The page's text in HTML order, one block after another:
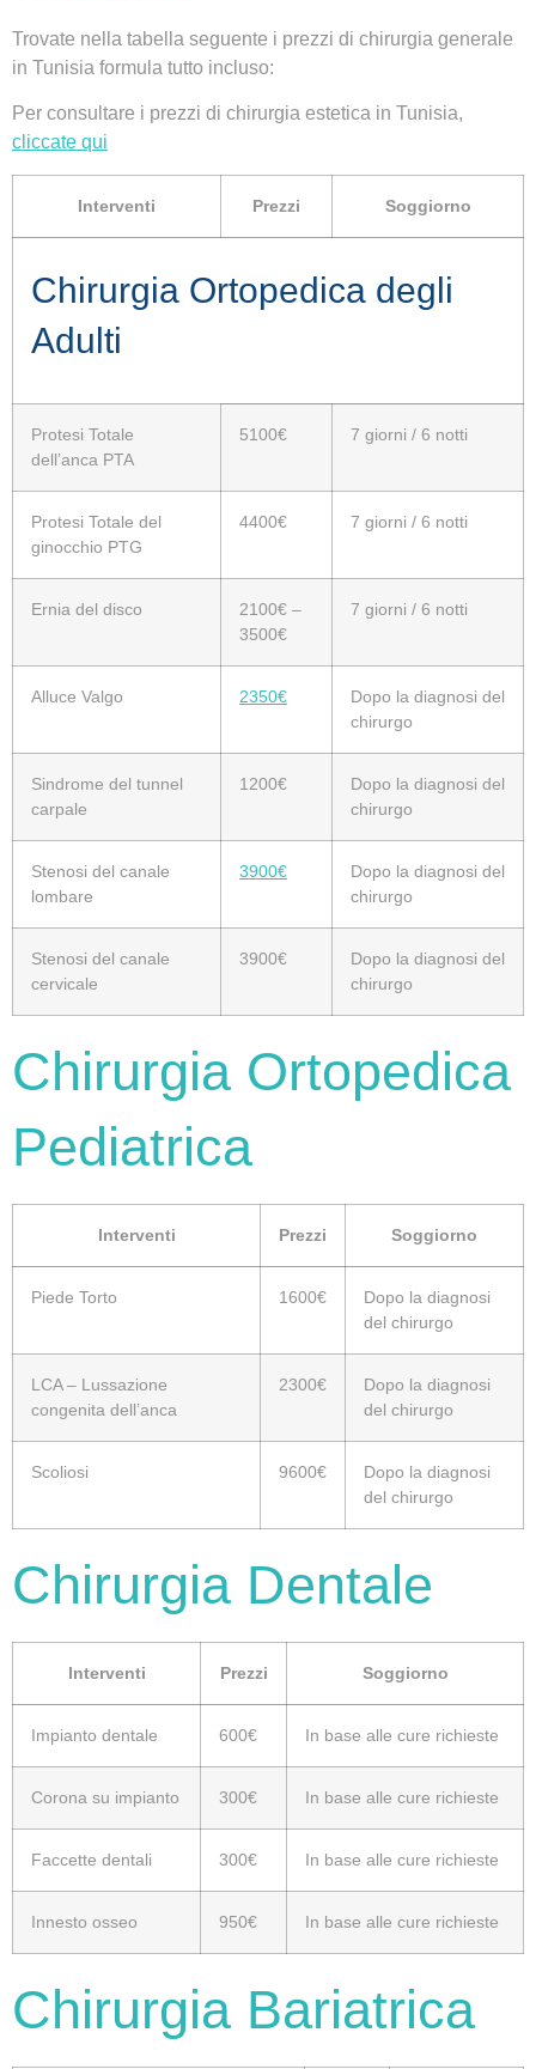
Trovate nella tabella seguente i prezzi di chirurgia generale
in Tunisia formula tutto incluso:
Per consultare i prezzi di chirurgia estetica in Tunisia,
cliccate qui
Interventi Prezzi Soggiorno
Chirurgia Ortopedica degli
Adulti
Protesi Totale
dell’anca PTA
5100€ 7 giorni / 6 notti
Protesi Totale del
ginocchio PTG
4400€ 7 giorni / 6 notti
Ernia del disco
2100€ –
3500€
7 giorni / 6 notti
Alluce Valgo 2350€
Dopo la diagnosi del
chirurgo
Sindrome del tunnel
carpale
1200€
Dopo la diagnosi del
chirurgo
Stenosi del canale
lombare
3900€
Dopo la diagnosi del
chirurgo
Stenosi del canale
cervicale
3900€
Dopo la diagnosi del
chirurgo
Chirurgia Ortopedica
Pediatrica
Interventi Prezzi Soggiorno
Piede Torto 1600€
Dopo la diagnosi
del chirurgo
LCA – Lussazione
congenita dell’anca
2300€
Dopo la diagnosi
del chirurgo
Scoliosi 9600€
Dopo la diagnosi
del chirurgo
Chirurgia Dentale
Interventi Prezzi Soggiorno
Impianto dentale 600€ In base alle cure richieste
Corona su impianto 300€ In base alle cure richieste
Faccette dentali 300€ In base alle cure richieste
Innesto osseo 950€ In base alle cure richieste
Chirurgia Bariatrica